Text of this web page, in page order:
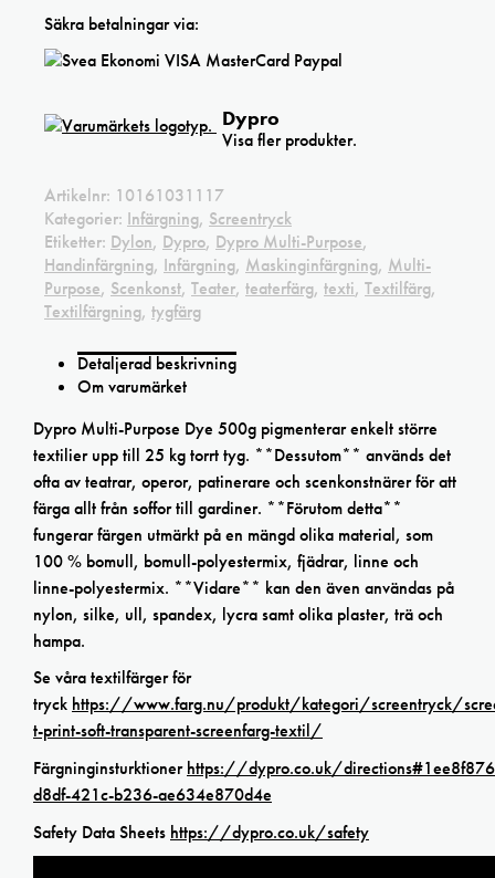
Säkra betalningar via:
Dypro
Visa fler produkter.
Artikelnr: 10161031117
Kategorier: Infärgning, Screentryck
Etiketter: Dylon, Dypro, Dypro Multi-Purpose,
Handinfärgning, Infärgning, Maskinginfärgning, Multi-
Purpose, Scenkonst, Teater, teaterfärg, texti, Textilfärg,
Textilfärgning, tygfärg
Detaljerad beskrivning
Om varumärket
Dypro Multi-Purpose Dye 500g pigmenterar enkelt större
textilier upp till 25 kg torrt tyg. **Dessutom** används det
ofta av teatrar, operor, patinerare och scenkonstnärer för att
färga allt från soffor till gardiner. **Förutom detta**
fungerar färgen utmärkt på en mängd olika material, som
100 % bomull, bomull-polyestermix, fjädrar, linne och
linne-polyestermix. **Vidare** kan den även användas på
nylon, silke, ull, spandex, lycra samt olika plaster, trä och
hampa.
Se våra textilfärger för
tryck https://www.farg.nu/produkt/kategori/screentryck/
t-print-soft-transparent-screenfarg-textil/
Färgninginsturktionerhttps://dypro.co.uk/
d8df-421c-b236-ae634e870d4e
Safety Data Sheets https://dypro.co.uk/safety